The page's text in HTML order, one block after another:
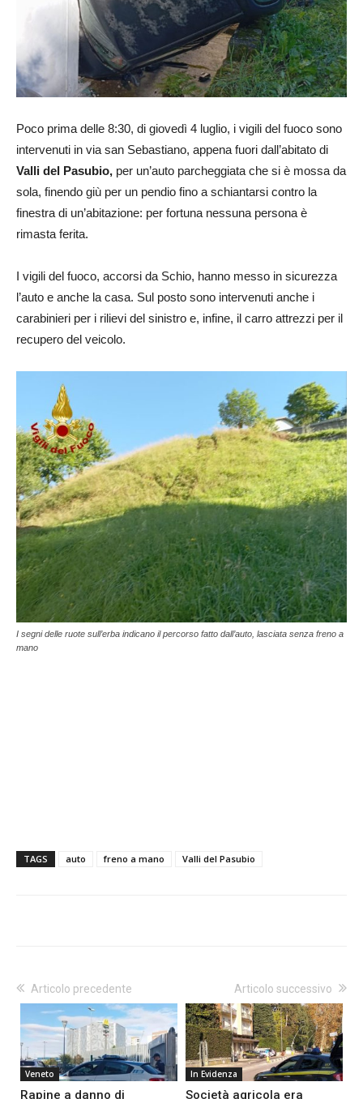
Poco prima delle 8:30, di giovedì 4 luglio, i vigili del fuoco sono
intervenuti in via san Sebastiano, appena fuori dall’abitato di
Valli del Pasubio, per un’auto parcheggiata che si è mossa da
sola, finendo giù per un pendio fino a schiantarsi contro la
finestra di un’abitazione: per fortuna nessuna persona è
rimasta ferita.
I vigili del fuoco, accorsi da Schio, hanno messo in sicurezza
l’auto e anche la casa. Sul posto sono intervenuti anche i
carabinieri per i rilievi del sinistro e, infine, il carro attrezzi per il
recupero del veicolo.
I segni delle ruote sull’erba indicano il percorso fatto dall’auto, lasciata senza freno a
mano
TAGS auto freno a mano Valli del Pasubio
Articolo precedente
Veneto
Rapine a danno di
Articolo successivo
In Evidenza
Società agricola era